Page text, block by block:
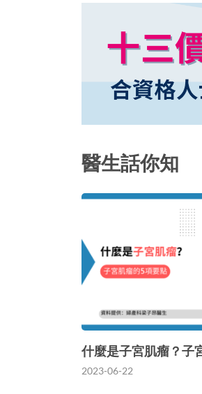
醫生話你知
什麼是子宮肌瘤？子
2023-06-22